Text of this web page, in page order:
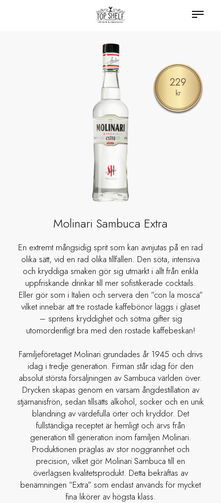
229
kr
Molinari Sambuca Extra
En extremt mångsidig sprit som kan avnjutas på en rad
olika sätt, vid en rad olika tillfällen. Den söta, intensiva
och kryddiga smaken gör sig utmärkt i allt från enkla
uppfriskande drinkar till mer sofistikerade cocktails.
Eller gör som i Italien och servera den ”con la mosca”
vilket innebär att tre rostade kaffebönor läggs i glaset
– spritens kryddighet och sötma gifter sig
utomordentligt bra med den rostade kaffebeskan!
Familjeföretaget Molinari grundades år 1945 och drivs
idag i tredje generation. Firman står idag för den
absolut största försäljningen av Sambuca världen över.
Drycken skapas genom en varsam ångdestillation av
stjärnanisfrön, sedan tillsätts alkohol, socker och en unik
blandning av värdefulla örter och kryddor. Det
fullständiga receptet är hemligt och ärvs från
generation till generation inom familjen Molinari.
Produktionen präglas av stor noggrannhet och
precision, vilket gör Molinari Sambuca till en
överlägsen kvalitetsprodukt. Detta bekräftas av
benämningen ”Extra” som endast används för mycket
fina likörer av högsta klass.